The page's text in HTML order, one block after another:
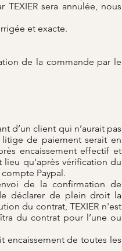
sera annulée, nous
et exacte.
de la commande par le
d’un client qui n’aurait pas
de paiement serait en
encaissement effectif et
qu'après vérification du
Paypal.
de la confirmation de
déclarer de plein droit la
du contrat, TEXIER n'est
du contrat pour l’une ou
encaissement de toutes les